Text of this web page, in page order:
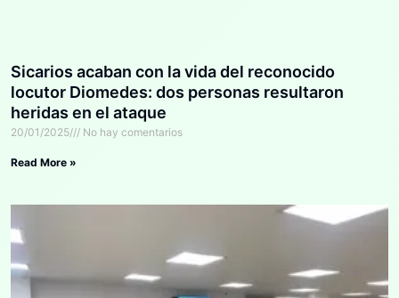
Sicarios acaban con la vida del reconocido
locutor Diomedes: dos personas resultaron
heridas en el ataque
20/01/2025 No hay comentarios
Read More »